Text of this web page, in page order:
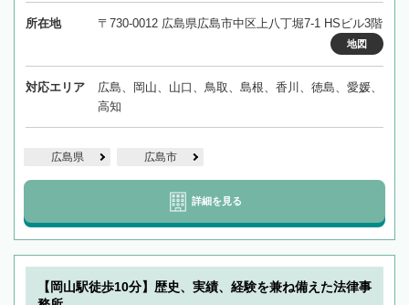
所在地 〒730-0012 広島県広島市中区上八丁堀7-1 HSビル3階
地図
対応エリア
広島、岡山、山口、鳥取、島根、香川、徳島、愛媛、
高知
広島県 広島市
詳細を見る
【岡山駅徒歩10分】歴史、実績、経験を兼ね備えた法律事